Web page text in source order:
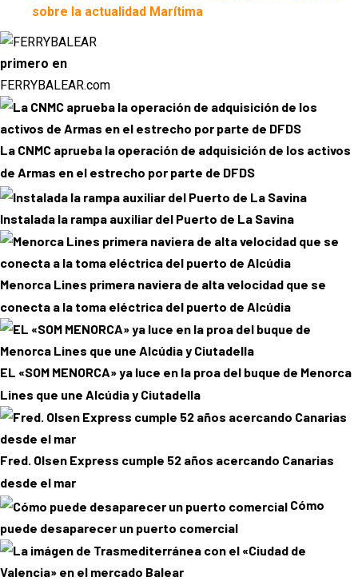
sobre la actualidad Marítima
primero en
FERRYBALEAR.com
La CNMC aprueba la operación de adquisición de los activos
de Armas en el estrecho por parte de DFDS
Instalada la rampa auxiliar del Puerto de La Savina
Menorca Lines primera naviera de alta velocidad que se
conecta a la toma eléctrica del puerto de Alcúdia
EL «SOM MENORCA» ya luce en la proa del buque de Menorca
Lines que une Alcúdia y Ciutadella
Fred. Olsen Express cumple 52 años acercando Canarias
desde el mar
Cómo
puede desaparecer un puerto comercial